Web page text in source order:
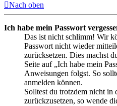
Nach oben
Ich habe mein Passwort
Das ist nicht schlimm! Wir
Passwort nicht wieder
zurücksetzen. Dies machst
Seite auf „Ich habe mein
Anweisungen folgst. So
anmelden können.
Solltest du trotzdem nicht in
zurückzusetzen, so wende